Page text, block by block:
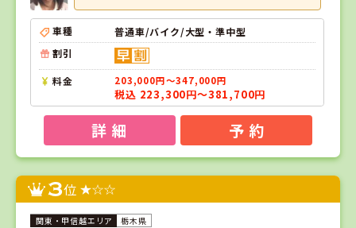
車種
普通車/バイク/大型・準中型
割引
料金 203,000円～347,000円
税込 223,300円～381,700円
詳 細 予 約
3位
栃木県